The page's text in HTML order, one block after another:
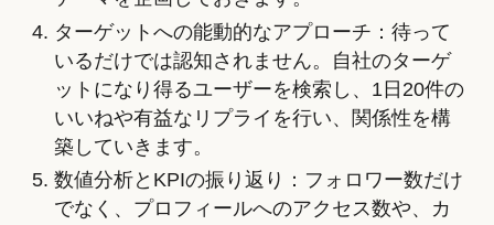
ターゲットへの能動的なアプローチ：待って
いるだけでは認知されません。自社のターゲ
ットになり得るユーザーを検索し、1日20件の
いいねや有益なリプライを行い、関係性を構
築していきます。
数値分析とKPIの振り返り：フォロワー数だけ
でなく、プロフィールへのアクセス数や、カ